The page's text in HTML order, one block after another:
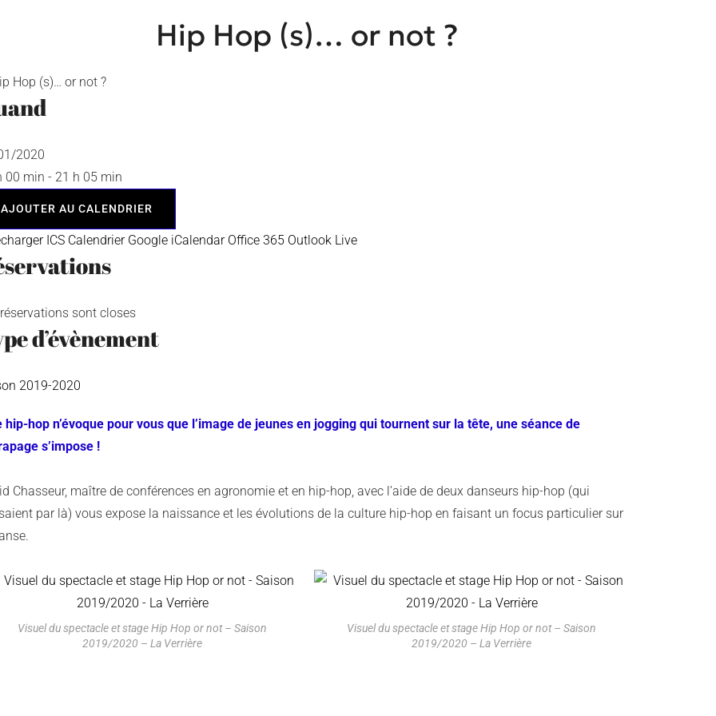
Hip Hop (s)… or not ?
2020
00 min - 21 h 05 min
AJOUTER AU CALENDRIER
ICS Calendrier Google iCalendar Office 365 Outlook Live
sont closes
d’évènement
2019-2020
hip-hop n’évoque pour vous que l’image de jeunes en jogging qui tournent sur la tête, une séance de
s’impose !
Chasseur, maître de conférences en agronomie et en hip-hop, avec l’aide de deux danseurs hip-hop (qui
par là) vous expose la naissance et les évolutions de la culture hip-hop en faisant un focus particulier sur
Visuel du spectacle et stage Hip Hop or not – Saison
2019/2020 – La Verrière
Visuel du spectacle et stage Hip Hop or not – Saison
2019/2020 – La Verrière